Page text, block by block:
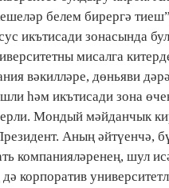
белем бирергә
икътисади зонасында
мисалга
вәкилләре, дөньяви
һәм икътисади зона
Мондый мәйданчык
Аның әйтүенчә,
компанияләренең, шул
корпоратив